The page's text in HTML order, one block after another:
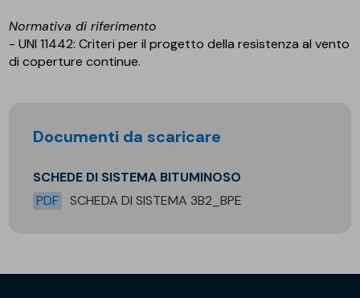
Normativa di riferimento
- UNI 11442: Criteri per il progetto della resistenza al vento
di coperture continue.
Documenti da scaricare
SCHEDE DI SISTEMA BITUMINOSO
PDF
SCHEDA DI SISTEMA 3B2_BPE